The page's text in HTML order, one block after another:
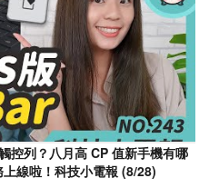
列？八月高 CP 值新手機有哪
線啦！科技小電報 (8/28)